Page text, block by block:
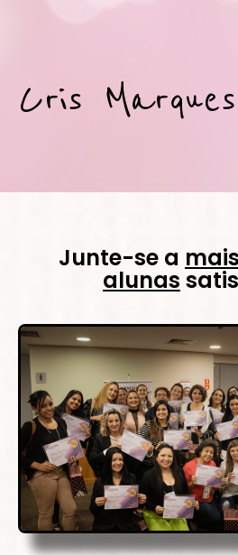
Cris Marques
Junte-se a
alunas